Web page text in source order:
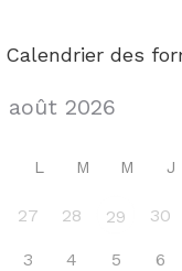
Calendrier des
L M M J
27 28 29 30
3 4 5 6